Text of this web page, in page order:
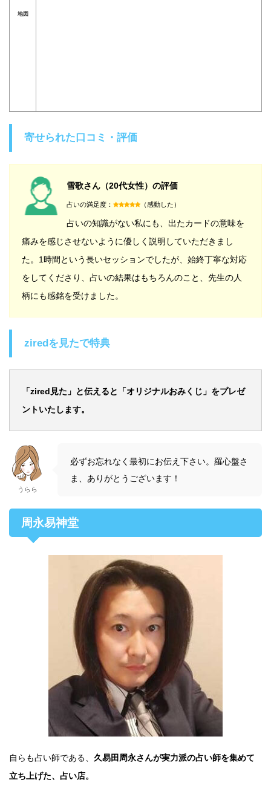
地図
寄せられた口コミ・評価
雪歌さん（20代女性）の評価
占いの満足度： （感動した）
占いの知識がない私にも、出たカードの意味を
痛みを感じさせないように優しく説明していただきまし
た。1時間という長いセッションでしたが、始終丁寧な対応
をしてくださり、占いの結果はもちろんのこと、先生の人
柄にも感銘を受けました。
ziredを見たで特典
「zired見た」と伝えると「オリジナルおみくじ」をプレゼ
ントいたします。
うらら
必ずお忘れなく最初にお伝え下さい。羅心盤さ
ま、ありがとうございます！
周永易神堂
自らも占い師である、 久易田周永さんが実力派の占い師を集めて
立ち上げた、占い店。